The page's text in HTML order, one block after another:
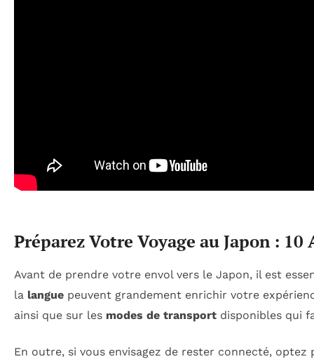
Préparez Votre Voyage au Japon :
Avant de prendre votre envol vers le Japon, il est
la langue peuvent grandement enrichir votre
ainsi que sur les modes de transport disponibles qui
En outre, si vous envisagez de rester connecté,